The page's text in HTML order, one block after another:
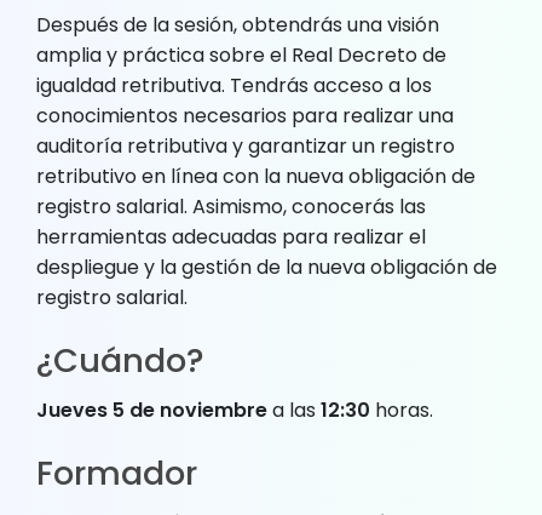
Después de la sesión, obtendrás una visión
amplia y práctica sobre el Real Decreto de
igualdad retributiva. Tendrás acceso a los
conocimientos necesarios para realizar una
auditoría retributiva y garantizar un registro
retributivo en línea con la nueva obligación de
registro salarial. Asimismo, conocerás las
herramientas adecuadas para realizar el
despliegue y la gestión de la nueva obligación de
registro salarial.
¿Cuándo?
Jueves 5 de noviembrea las 12:30 horas.
Formador